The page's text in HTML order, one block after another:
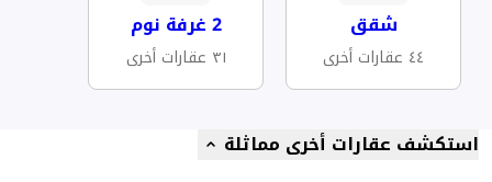
شقق
٤٤ عقارات أخرى
2 غرفة نوم
٣١ عقارات أخرى
استكشف عقارات أخرى مماثلة